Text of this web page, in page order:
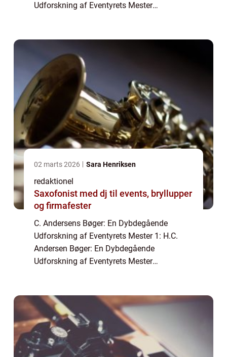
Udforskning af Eventyrets Mester
02 marts 2026 Sara Henriksen
redaktionel
Saxofonist med dj til events, bryllupper
og firmafester
C. Andersens Bøger: En Dybdegående
Udforskning af Eventyrets Mester 1: H.C.
Andersen Bøger: En Dybdegående
Udforskning af Eventyrets Mester
bedst kendt for sine ...